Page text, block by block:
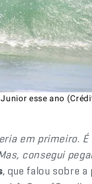
esse ano
em primeiro.
consegui
, que falou sobre